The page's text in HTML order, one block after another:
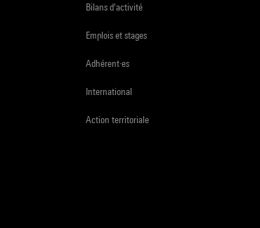
Bilans d'activité
Emplois et stages
Adhérent·es
International
Action territoriale